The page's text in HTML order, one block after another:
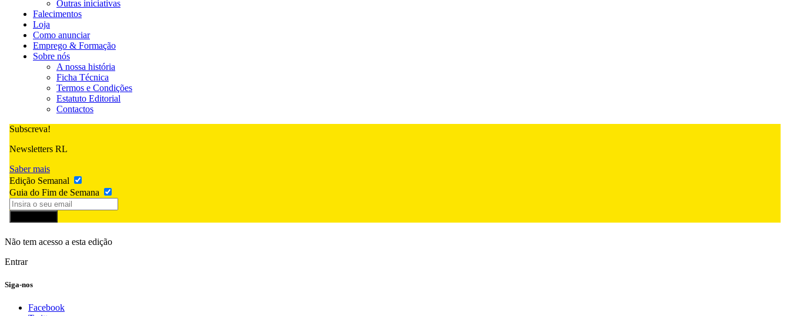
Outras iniciativas
Falecimentos
Loja
Como anunciar
Emprego & Formação
Sobre nós
A nossa história
Ficha Técnica
Termos e Condições
Estatuto Editorial
Contactos
Subscreva!
Newsletters RL
Saber mais
Edição Semanal
Guia do Fim de Semana
Não tem acesso a esta edição
Entrar
Siga-nos
Facebook